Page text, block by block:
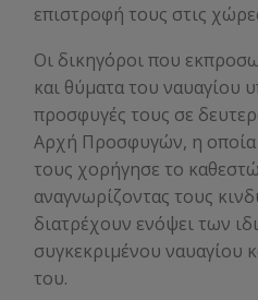
επιστροφή τους στις
Οι δικηγόροι που
και θύματα του ναυαγίου
προσφυγές τους σε
Αρχή Προσφυγών, η οποία
τους χορήγησε το
αναγνωρίζοντας τους
διατρέχουν ενόψει των
συγκεκριμένου ναυαγίου
του.